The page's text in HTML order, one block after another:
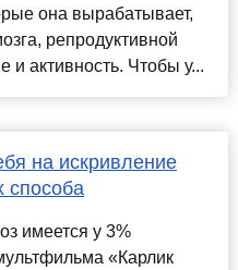
она вырабатывает,
репродуктивной
и активность. Чтобы у...
на искривление
способа
имеется у 3%
«Карлик